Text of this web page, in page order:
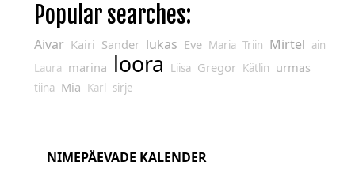
Popular searches:
Aivar Kairi Sander lukas Eve Maria Triin Mirtel ain
Laura marina loora Liisa Gregor Kätlin urmas
tiina Mia Karl sirje
NIMEPÄEVADE KALENDER